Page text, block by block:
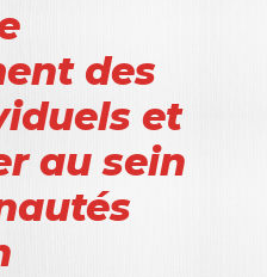
des
et
au sein